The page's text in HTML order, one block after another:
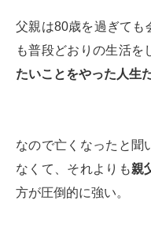
父親は80歳を過ぎても
も普段どおりの生活を
たいことをやった人生
なので亡くなったと聞
なくて、それよりも親
方が圧倒的に強い。